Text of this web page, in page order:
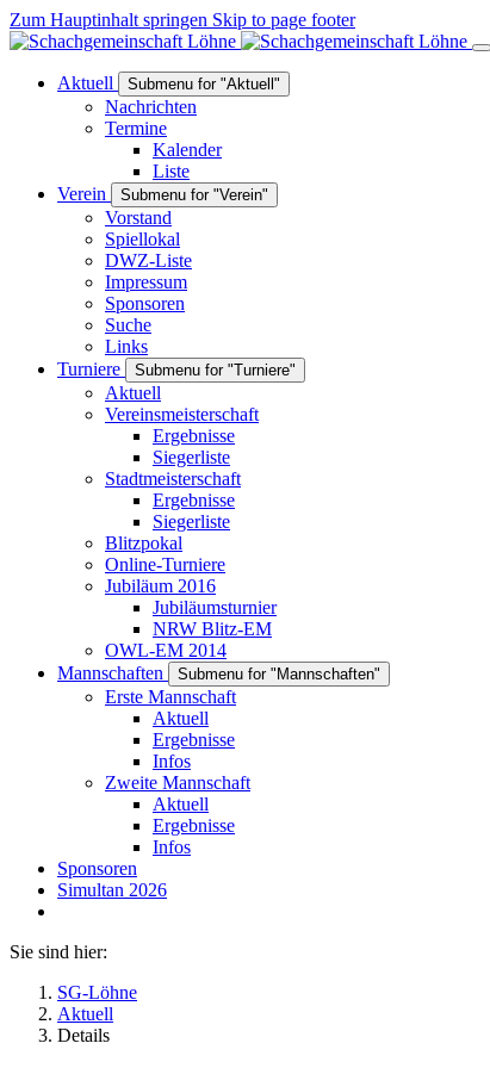
Zum Hauptinhalt springen Skip to page footer
Aktuell Submenu for "Aktuell"
Nachrichten
Termine
Kalender
Liste
Verein
Submenu for "Verein"
Vorstand
Spiellokal
DWZ-Liste
Impressum
Sponsoren
Suche
Links
Turniere
Submenu for "Turniere"
Aktuell
Vereinsmeisterschaft
Ergebnisse
Siegerliste
Stadtmeisterschaft
Ergebnisse
Siegerliste
Blitzpokal
Online-Turniere
Jubiläum 2016
Jubiläumsturnier
NRW Blitz-EM
OWL-EM 2014
Mannschaften
Submenu for "Mannschaften"
Erste Mannschaft
Aktuell
Ergebnisse
Infos
Zweite Mannschaft
Aktuell
Ergebnisse
Infos
Sponsoren
Simultan 2026
Sie sind hier:
SG-Löhne
Aktuell
Details